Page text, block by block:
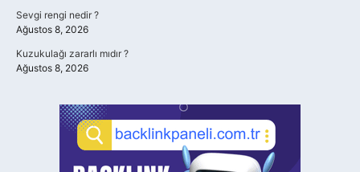
Sevgi rengi nedir ?
Ağustos 8, 2026
Kuzukulağı zararlı mıdır ?
Ağustos 8, 2026